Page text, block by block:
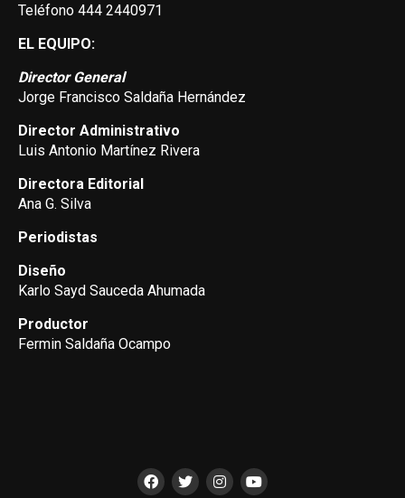
Teléfono 444 2440971
EL EQUIPO:
Director General
Jorge Francisco Saldaña Hernández
Director Administrativo
Luis Antonio Martínez Rivera
Directora Editorial
Ana G. Silva
Periodistas
Diseño
Karlo Sayd Sauceda Ahumada
Productor
Fermin Saldaña Ocampo